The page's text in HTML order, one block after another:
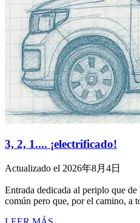
3, 2, 1.... ¡electrificado!
Actualizado el 2026年8月4日
Entrada dedicada al periplo que
común pero que, por el camino, a